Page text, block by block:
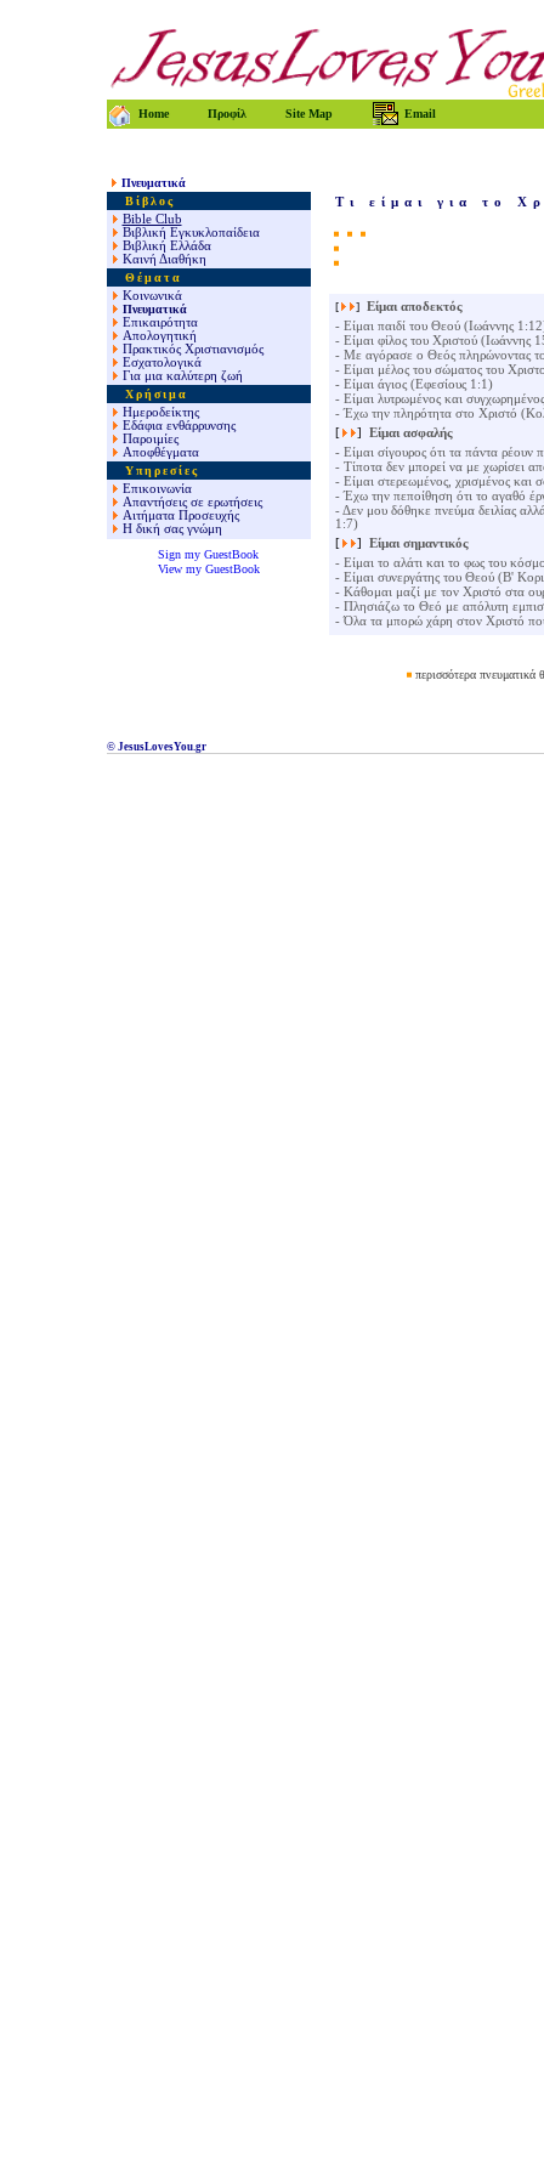
Home Προφίλ Site Map Email
Πνευματικά
Βίβλος
Bible Club
Βιβλική Εγκυκλοπαίδεια
Βιβλική Ελλάδα
Καινή Διαθήκη
Θέματα
Κοινωνικά
Πνευματικά
Επικαιρότητα
Απολογητική
Πρακτικός Χριστιανισμός
Εσχατολογικά
Για μια καλύτερη ζωή
Χρήσιμα
Ημεροδείκτης
Εδάφια ενθάρρυνσης
Παροιμίες
Αποφθέγματα
Υπηρεσίες
Επικοινωνία
Απαντήσεις σε ερωτήσεις
Αιτήματα Προσευχής
Η δική σας γνώμη
Sign my GuestBook
View my GuestBook
Τι είμαι για το
[ ] Είμαι αποδεκτός
- Είμαι παιδί του Θεού (Ιωάννης
- Είμαι φίλος του Χριστού (Ιωάννης
- Με αγόρασε ο Θεός πληρώνοντας
- Είμαι μέλος του σώματος του
- Είμαι άγιος (Εφεσίους 1:1)
- Είμαι λυτρωμένος και
- Έχω την πληρότητα στο Χριστό
[
] Είμαι ασφαλής
- Είμαι σίγουρος ότι τα πάντα
- Τίποτα δεν μπορεί να με χωρίσει
- Είμαι στερεωμένος, χρισμένος
- Έχω την πεποίθηση ότι το αγαθό
- Δεν μου δόθηκε πνεύμα δειλίας
1:7)
[
] Είμαι σημαντικός
- Είμαι το αλάτι και το φως του
- Είμαι συνεργάτης του Θεού (Β'
- Κάθομαι μαζί με τον Χριστό στα
- Πλησιάζω το Θεό με απόλυτη
- Όλα τα μπορώ χάρη στον Χριστό
περισσότερα πνευματικά
© JesusLovesYou.gr